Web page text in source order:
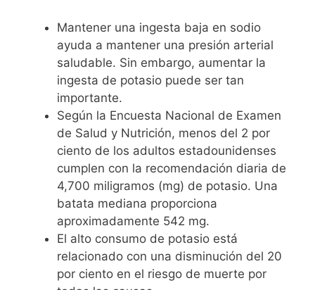
Mantener una ingesta baja en sodio
ayuda a mantener una presión arterial
saludable. Sin embargo, aumentar la
ingesta de potasio puede ser tan
importante.
Según la Encuesta Nacional de Examen
de Salud y Nutrición, menos del 2 por
ciento de los adultos estadounidenses
cumplen con la recomendación diaria de
4,700 miligramos (mg) de potasio. Una
batata mediana proporciona
aproximadamente 542 mg.
El alto consumo de potasio está
relacionado con una disminución del 20
por ciento en el riesgo de muerte por